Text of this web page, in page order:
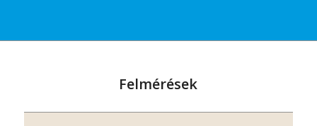
Felmérések